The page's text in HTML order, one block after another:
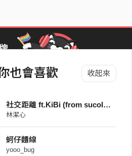
也會喜歡 收起來
社交距離 ft.KiBi (from sucola vo.)
林潔心
蚵仔麵線
yooo_bug
Awards 街聲音樂獎
吹音樂
派歌
簡單生活節
Carnival
比 YEAH 吧